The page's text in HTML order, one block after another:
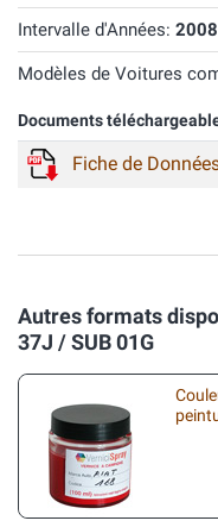
Intervalle d'Années: 2008
Modèles de Voitures
Documents
Fiche de
Autres formats
37J / SUB 01G